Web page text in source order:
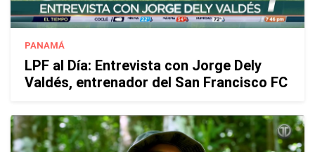
PANAMÁ
LPF al Día: Entrevista con Jorge Dely
Valdés, entrenador del San Francisco FC